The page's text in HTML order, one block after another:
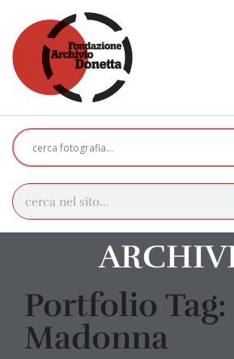
Portfolio Tag:
Madonna